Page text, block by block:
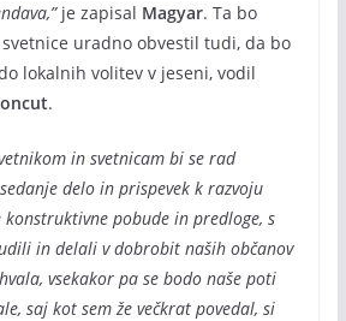
je zapisal Magyar. Ta bo
uradno obvestil tudi, da bo
lokalnih volitev v jeseni, vodil
.
in svetnicam bi se rad
delo in prispevek k razvoju
konstruktivne pobude in predloge, s
in delali v dobrobit naših občanov
vsekakor pa se bodo naše poti
saj kot sem že večkrat povedal, si